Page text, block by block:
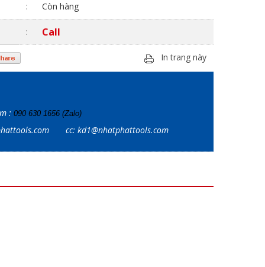
: Còn hàng
: Call
In trang này
: 090 630 1656 (Zalo)
cc: kd1@nhatphattools.com